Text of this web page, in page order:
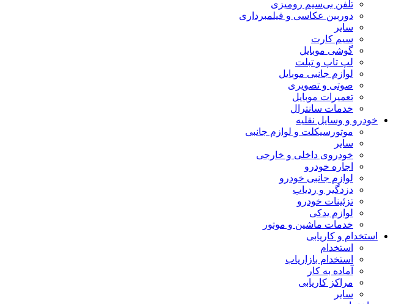
تلفن بی‌سیم رومیزی
دوربین عکاسی و فیلمبرداری
سایر
سیم کارت
گوشی موبایل
لپ تاپ و تبلت
لوازم جانبی موبایل
صوتی و تصویری
تعمیرات موبایل
خدمات سانترال
خودرو و وسایل نقلیه
موتورسیکلت و لوازم جانبی
سایر
خودروی داخلی و خارجی
اجاره خودرو
لوازم جانبی خودرو
دزدگیر و ردیاب
تزئینات خودرو
لوازم یدکی
خدمات ماشین و موتور
استخدام و کاریابی
استخدام
استخدام بازاریاب
آماده به کار
مراکز کاریابی
سایر